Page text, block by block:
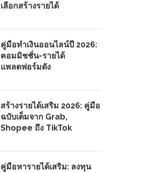
เลือกสร้างรายได้
คู่มือทำเงินออนไลน์ปี 2026:
คอมมิชชั่น-รายได้
แพลตฟอร์มดัง
สร้างรายได้เสริม 2026: คู่มือ
ฉบับเต็มจาก Grab,
Shopee ถึง TikTok
คู่มือหารายได้เสริม: ลงทุน